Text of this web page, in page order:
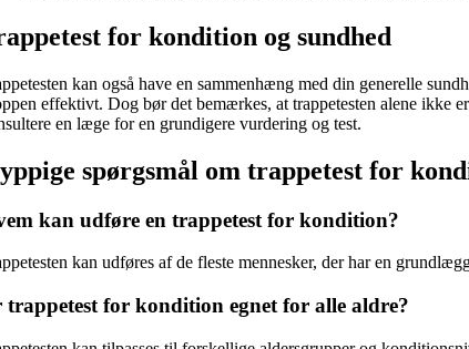
for kondition og sundhed
kan også have en sammenhæng med din generelle
effektivt. Dog bør det bemærkes, at trappetesten alene ikke
en læge for en grundigere vurdering og test.
spørgsmål om trappetest for
kan udføre en trappetest for kondition?
kan udføres af de fleste mennesker, der har en
trappetest for kondition egnet for alle aldre?